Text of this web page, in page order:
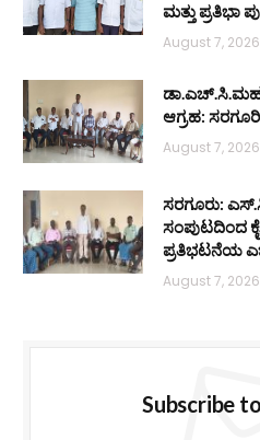
ಮತ್ತು ಪ್ರತಿಭಾ
August 7, 2026
ಆಗ್ರಹ:
August 7, 2026
ಸರಗೂರು:
ಸಂಪುಟದಿಂದ
ಪ್ರತಿಭಟನೆಯ
August 7, 2026
Subscribe